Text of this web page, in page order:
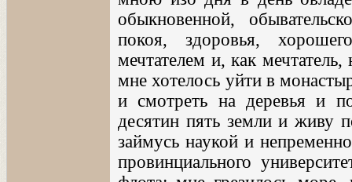
обыкновенной,
покоя, здоровья,
мечтателем и, как
мне хотелось уйти в
и смотреть на деревья и
десятин пять земли и живу
займусь наукой и
провинциального